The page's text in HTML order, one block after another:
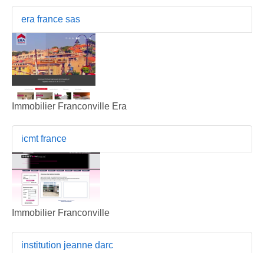
era france sas
Immobilier Franconville Era
icmt france
Immobilier Franconville
institution jeanne darc